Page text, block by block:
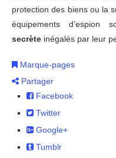
protection des biens ou la
équipements
secrète inégalés par leur
Marque-pages
Partager
Facebook
Twitter
Google+
Tumblr